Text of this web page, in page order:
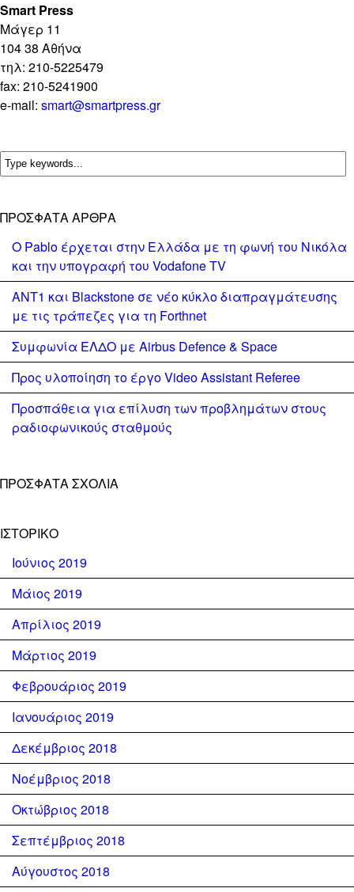
Smart Press
Mάγερ 11
104 38 Αθήνα
τηλ: 210-5225479
fax: 210-5241900
e-mail: smart@smartpress.gr
ΠΡΌΣΦΑΤΑ ΆΡΘΡΑ
Ο Pablo έρχεται στην Ελλάδα με τη φωνή του Νικόλα
και την υπογραφή του Vodafone TV
ΑΝΤ1 και Blackstone σε νέο κύκλο διαπραγμάτευσης
με τις τράπεζες για τη Forthnet
Συμφωνία ΕΛΔΟ με Airbus Defence & Space
Προς υλοποίηση το έργο Video Assistant Referee
Προσπάθεια για επίλυση των προβλημάτων στους
ραδιοφωνικούς σταθμούς
ΠΡΌΣΦΑΤΑ ΣΧΌΛΙΑ
ΙΣΤΟΡΙΚΌ
Ιούνιος 2019
Μάιος 2019
Απρίλιος 2019
Μάρτιος 2019
Φεβρουάριος 2019
Ιανουάριος 2019
Δεκέμβριος 2018
Νοέμβριος 2018
Οκτώβριος 2018
Σεπτέμβριος 2018
Αύγουστος 2018